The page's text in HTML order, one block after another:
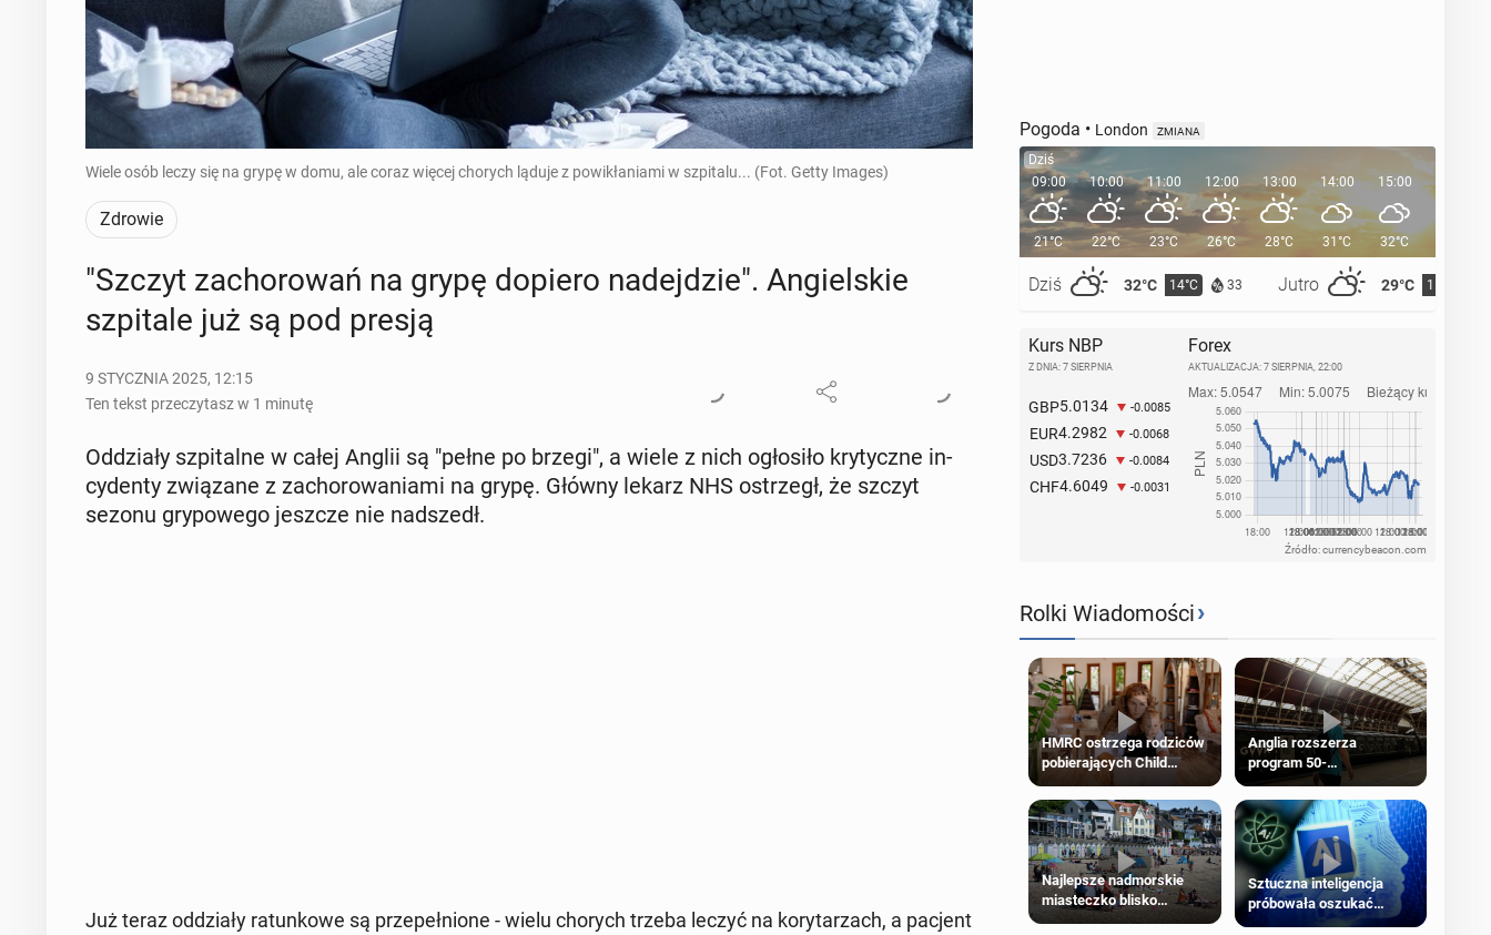
Wiele osób leczy się na grypę w domu, ale coraz więcej chorych ląduje z powikłaniami w szpitalu... (Fot. Getty Images)
Zdrowie
"Szczyt za­cho­ro­wań na grypę dopiero na­dej­dzie". An­giel­skie
szpi­ta­le już są pod presją
9 STYCZNIA 2025, 12:15
Ten tekst przeczytasz w 1 minutę
Od­dzia­ły szpi­tal­ne w całej Anglii są "pełne po brzegi", a wiele z nich ogło­si­ło kry­tycz­ne in­
cy­den­ty zwią­za­ne z za­cho­ro­wa­nia­mi na grypę. Główny lekarz NHS ostrzegł, że szczyt
sezonu gry­po­we­go jeszcze nie nad­szedł.
Już teraz od­dzia­ły ra­tun­ko­we są prze­peł­nio­ne - wielu chorych trzeba leczyć na ko­ry­ta­rzach, a pacjent
Pogoda • London ZMIANA
Dziś
09:00
21°C
Dziś 32°C 14°C 33 Jutro 29°C 15°C
10:00
22°C
11:00
23°C
12:00
26°C
13:00
28°C
14:00
31°C
15:00
32°C
16:00
Kurs NBP
Z DNIA: 7 SIERPNIA
GBP5.0134 -0.0085
EUR4.2982 -0.0068
USD3.7236 -0.0084
CHF4.6049 -0.0031
Forex
AKTUALIZACJA: 7 SIERPNIA, 22:00
Źródło: currencybeacon.com
Rolki Wiadomości›
HMRC ostrzega rodziców
pobierających Child
Benefit. Mogą być
zobowiązani do zwrotu
zasiłku
Anglia rozszerza
program 50-
procentowych zniżek
kolejowych na 18-latków
Najlepsze nadmorskie
miasteczko blisko
Sztuczna inteligencja
próbowała oszukać
człowieka